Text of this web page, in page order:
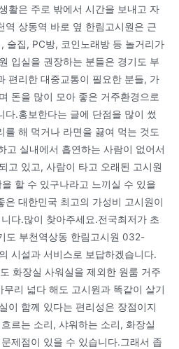
활은 주로 밖에서 시간을 보내고 자
역 상동역 바로 옆 한림고시원은 근
술집, PC방, 코인노래방 등 놀거리가
입실을 권장하는 분들은 경기도 부
편리한 대중교통이 필요한 분들, 가
돈을 많이 모아 좋은 거주환경으로
다.홍보한다는 글에 단점을 많이 썼
를 해 먹거나 라면을 끓여 먹는 것도
고 실내에서 흡연하는 사람이 없어서
고 있고, 사람이 타고 오래된 고시원
할 수 있구나라고 느끼실 수 있을
은 대한민국 최고의 가성비 고시원이
다.많이 찾아주세요.전국최저가 초
도 부천역상동 한림고시원 032-
시설과 서비스로 보답하겠습니다.
화장실 사워실을 제외한 원룸 거주
리 넓다 해도 고시원과 똑같이 살기
이 함께 있다는 편리성은 장점이지
르는 소리, 샤워하는 소리, 화장실
제점이 있을 수 있습니다.그래서 좁